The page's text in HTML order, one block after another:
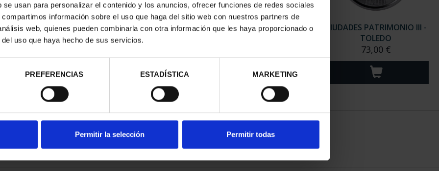
usan para personalizar el contenido y los anuncios, ofrecer funciones de redes sociales
información sobre el uso que haga del sitio web con nuestros partners de
web, quienes pueden combinarla con otra información que les haya proporcionado o
uso que haya hecho de sus servicios.
PREFERENCIAS ESTADÍSTICA MARKETING
Permitir la selección Permitir todas
III -
CIUDADES PATRIMONIO III -
SEGOVIA
CIUDADES PATRIMONIO III -
CIUDADES PATRIMONIO III -
TOLEDO
73,00 €